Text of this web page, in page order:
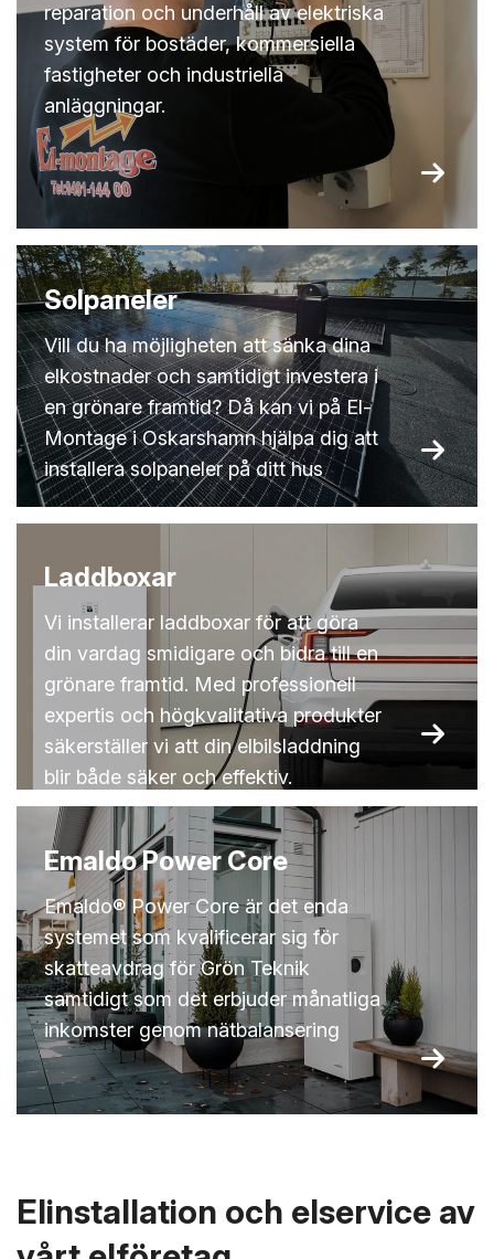
reparation och underhåll av elektriska
system för bostäder, kommersiella
fastigheter och industriella
anläggningar.
Solpaneler
Vill du ha möjligheten att sänka dina
elkostnader och samtidigt investera i
en grönare framtid? Då kan vi på El-
Montage i Oskarshamn hjälpa dig att
installera solpaneler på ditt hus
Laddboxar
Vi installerar laddboxar för att göra
din vardag smidigare och bidra till en
grönare framtid. Med professionell
expertis och högkvalitativa produkter
säkerställer vi att din elbilsladdning
blir både säker och effektiv.
Emaldo Power Core
Emaldo® Power Core är det enda
systemet som kvalificerar sig för
skatteavdrag för Grön Teknik
samtidigt som det erbjuder månatliga
inkomster genom nätbalansering
Elinstallation och elservice av